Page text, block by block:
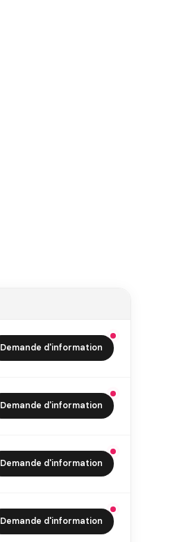
Demande d'information
Demande d'information
Demande d'information
Demande d'information